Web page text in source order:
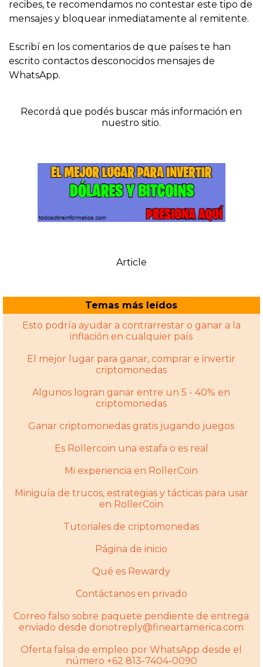
recibes, te recomendamos no contestar este tipo de
mensajes y bloquear inmediatamente al remitente.
Escribí en los comentarios de que países te han
escrito contactos desconocidos mensajes de
WhatsApp.
Recordá que podés buscar más información en
nuestro sitio.
Article
Temas más leídos
Esto podría ayudar a contrarrestar o ganar a la
inflación en cualquier país
El mejor lugar para ganar, comprar e invertir
criptomonedas
Algunos logran ganar entre un 5 - 40% en
criptomonedas
Ganar criptomonedas gratis jugando juegos
Es Rollercoin una estafa o es real
Mi experiencia en RollerCoin
Miniguía de trucos, estrategias y tácticas para usar
en RollerCoin
Tutoriales de criptomonedas
Página de inicio
Qué es Rewardy
Contáctanos en privado
Correo falso sobre paquete pendiente de entrega
enviado desde donotreply@fineartamerica.com
Oferta falsa de empleo por WhatsApp desde el
número +62 813-7404-0090